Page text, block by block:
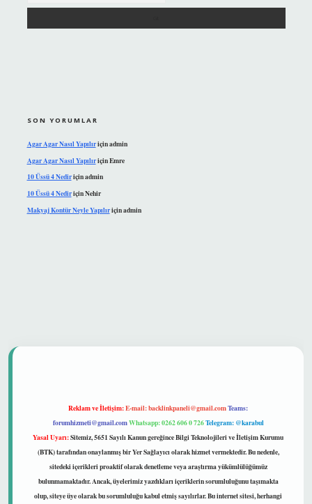
SON YORUMLAR
Agar Agar Nasıl Yapılıriçinadmin
Agar Agar Nasıl YapılıriçinEmre
10 Üssü 4 Nediriçinadmin
10 Üssü 4 NediriçinNehir
Makyaj Kontür Neyle Yapılıriçinadmin
Reklam ve İletişim:E-mail:backlinkpaneli@gmail.comTeams:
forumhizmeti@gmail.comWhatsapp: 0262 606 0 726Telegram: @karabul
Yasal Uyarı:Sitemiz, 5651 Sayılı Kanun gereğince Bilgi Teknolojileri ve İletişim Kurumu
(BTK) tarafından onaylanmış bir Yer Sağlayıcı olarak hizmet vermektedir. Bu nedenle,
sitedeki içerikleri proaktif olarak denetleme veya araştırma yükümlülüğümüz
bulunmamaktadır. Ancak, üyelerimiz yazdıkları içeriklerin sorumluluğunu taşımakta
olup, siteye üye olarak bu sorumluluğu kabul etmiş sayılırlar. Bu internet sitesi, herhangi